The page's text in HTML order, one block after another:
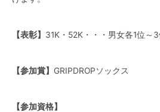
【表彰】 31K・52K・・・男女各1位～3
【参加賞】 GRIPDROPソックス
【参加資格】